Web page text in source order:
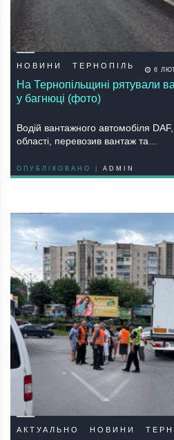
НОВИНИ ТЕРНОПІЛЬ 6
На Тернопільщині рятували
у багнюці (фото)
Водій вантажного автомобіля
області, перевозив вантаж та…
ОПУБЛІКОВАНО | ADMIN
АКТУАЛЬНО НОВИНИ